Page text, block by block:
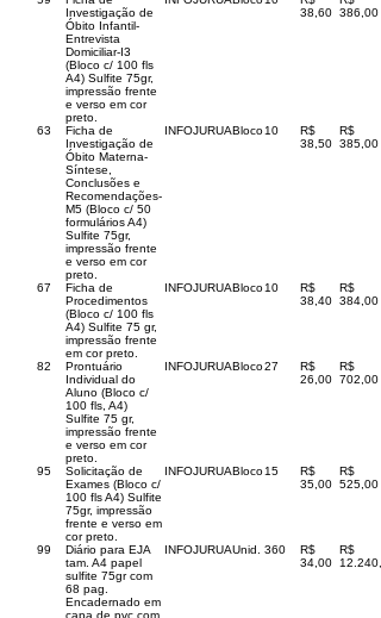
Investigação de
Óbito Infantil-
Entrevista
Domiciliar-I3
(Bloco c/ 100 fls
A4) Sulfite 75gr,
impressão frente
e verso em cor
preto.
38,60 386,00
63
Ficha de
Investigação de
Óbito Materna-
Síntese,
Conclusões e
Recomendações-
M5 (Bloco c/ 50
formulários A4)
Sulfite 75gr,
impressão frente
e verso em cor
preto.
INFOJURUABloco10
R$
38,50
R$
385,00
67
Ficha de
Procedimentos
(Bloco c/ 100 fls
A4) Sulfite 75 gr,
impressão frente
em cor preto.
INFOJURUABloco10
R$
38,40
R$
384,00
82
Prontuário
Individual do
Aluno (Bloco c/
100 fls, A4)
Sulfite 75 gr,
impressão frente
e verso em cor
preto.
INFOJURUABloco27
R$
26,00
R$
702,00
95
Solicitação de
Exames (Bloco c/
100 fls A4) Sulfite
75gr, impressão
frente e verso em
cor preto.
INFOJURUABloco15
R$
35,00
R$
525,00
99
Diário para EJA
tam. A4 papel
sulfite 75gr com
68 pag.
Encadernado em
capa de pvc com
INFOJURUAUnid. 360
R$
34,00
R$